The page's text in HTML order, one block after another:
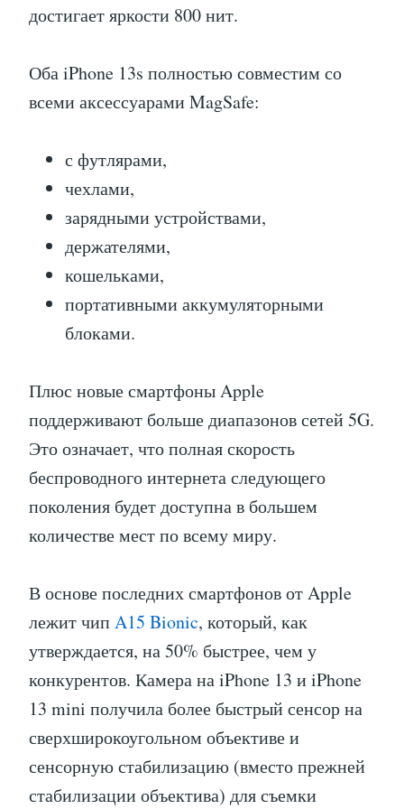
достигает яркости 800 нит.
Оба iPhone 13s полностью совместим со
всеми аксессуарами MagSafe:
с футлярами,
чехлами,
зарядными устройствами,
держателями,
кошельками,
портативными аккумуляторными
блоками.
Плюс новые смартфоны Apple
поддерживают больше диапазонов сетей 5G.
Это означает, что полная скорость
беспроводного интернета следующего
поколения будет доступна в большем
количестве мест по всему миру.
В основе последних смартфонов от Apple
лежит чип A15 Bionic, который, как
утверждается, на 50% быстрее, чем у
конкурентов. Камера на iPhone 13 и iPhone
13 mini получила более быстрый сенсор на
сверхширокоугольном объективе и
сенсорную стабилизацию (вместо прежней
стабилизации объектива) для съемки